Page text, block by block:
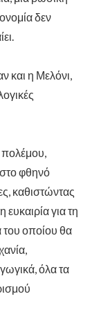
δεν
και η Μελόνι,
πολέμου,
φθηνό
καθιστώντας
για τη
του οποίου θα
όλα τα